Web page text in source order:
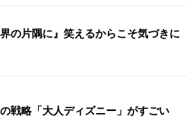
界の片隅に』笑えるからこそ気づきに
戦略「大人ディズニー」がすごい